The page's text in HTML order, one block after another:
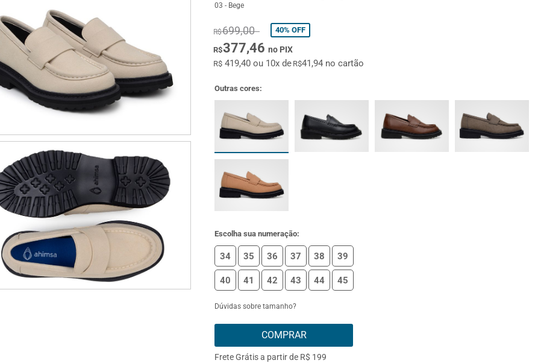
03 - Bege
R$699,00 40% OFF
R$377,46no PIX
R$ 419,40 ou 10x deR$41,94 no cartão
Outras cores:
Escolha sua numeração:
34 35 36 37 38 39
40 41 42 43 44 45
Dúvidas sobre tamanho?
COMPRAR
Frete Grátis a partir de R$ 199